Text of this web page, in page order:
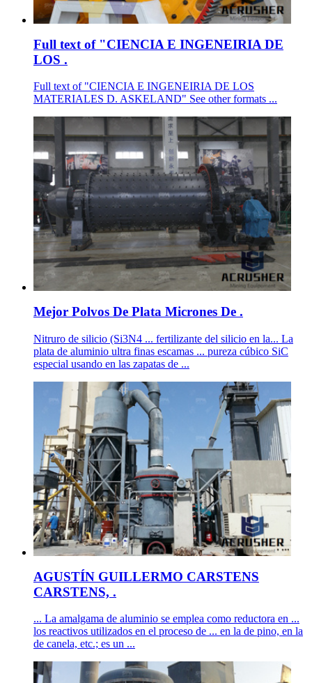
Full text of "CIENCIA E INGENEIRIA DE
LOS .
Full text of "CIENCIA E INGENEIRIA DE LOS
MATERIALES D. ASKELAND" See other formats ...
Mejor Polvos De Plata Micrones De .
Nitruro de silicio (Si3N4 ... fertilizante del silicio en la... La
plata de aluminio ultra finas escamas ... pureza cúbico SiC
especial usando en las zapatas de ...
AGUSTÍN GUILLERMO CARSTENS
CARSTENS, .
... La amalgama de aluminio se emplea como reductora en ...
los reactivos utilizados en el proceso de ... en la de pino, en la
de canela, etc.; es un ...